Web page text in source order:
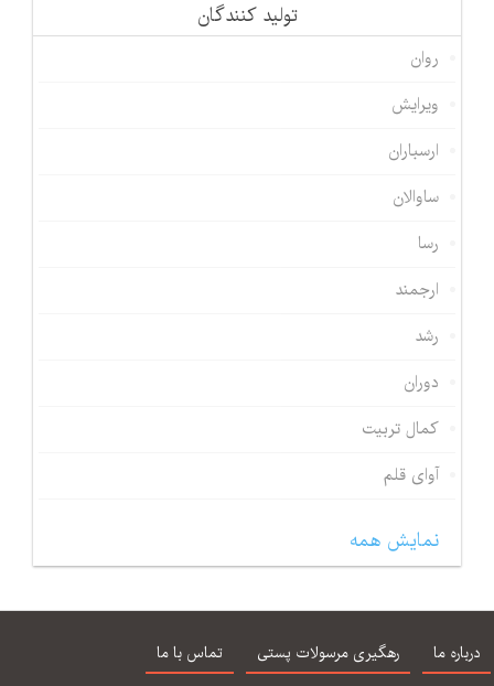
تولید كنندگان
روان
ویرایش
ارسباران
ساوالان
رسا
ارجمند
رشد
دوران
کمال تربیت
آوای قلم
نمایش همه
درباره ما رهگیری مرسولات پستی تماس با ما